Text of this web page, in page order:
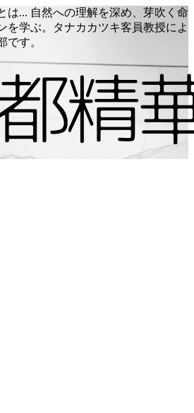
は... 自然への理解を深め、芽吹く命
を学ぶ。タナカカツキ客員教授によ
です。